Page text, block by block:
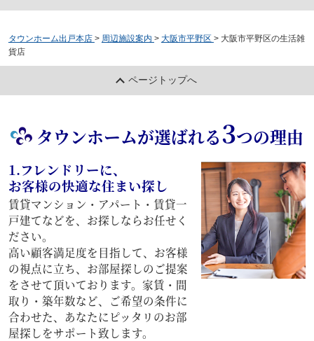
タウンホーム出戸本店 > 周辺施設案内 > 大阪市平野区 > 大阪市平野区の生活雑
貨店
ページトップへ
タウンホームが選ばれる3つの理由
1.フレンドリーに、
お客様の快適な住まい探し
賃貸マンション・アパート・賃貸一
戸建てなどを、お探しならお任せく
ださい。
高い顧客満足度を目指して、お客様
の視点に立ち、お部屋探しのご提案
をさせて頂いております。家賃・間
取り・築年数など、ご希望の条件に
合わせた、あなたにピッタリのお部
屋探しをサポート致します。